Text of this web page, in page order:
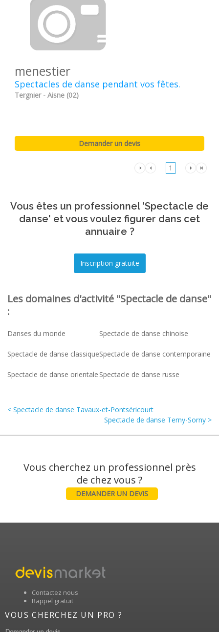
menestier
Spectacles de danse pendant vos fêtes.
Tergnier - Aisne (02)
1
Vous êtes un professionnel 'Spectacle de
danse' et vous voulez figurer dans cet
annuaire ?
Les domaines d'activité "Spectacle de danse"
:
Danses du monde Spectacle de danse chinoise
Spectacle de danse classiqueSpectacle de danse contemporaine
Spectacle de danse orientale Spectacle de danse russe
< Spectacle de danse Tavaux-et-Pontséricourt
Spectacle de danse Terny-Sorny >
Vous cherchez un professionnel près
DEMANDER UN DEVIS
Contactez nous
Rappel gratuit
VOUS CHERCHEZ UN PRO ?